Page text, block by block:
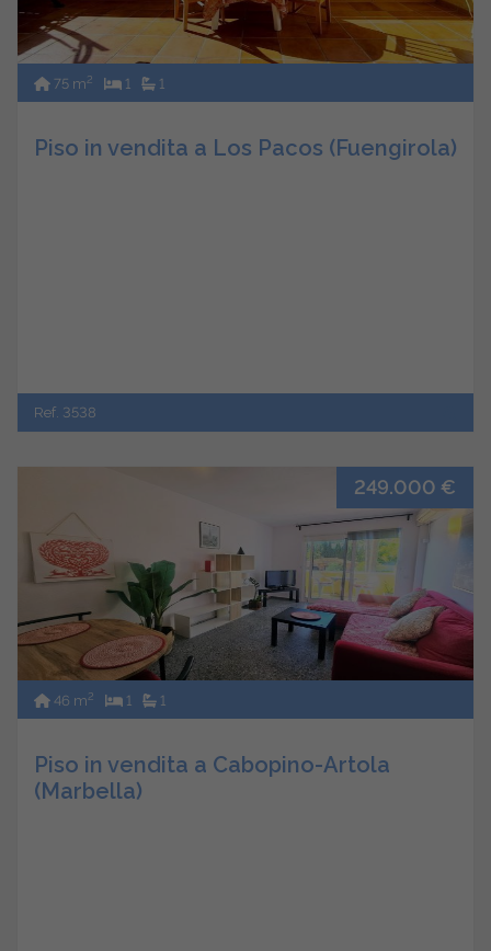
75 m2 1 1
Piso in vendita a Los Pacos (Fuengirola)
Ref. 3538
249.000 €
46 m2 1 1
Piso in vendita a Cabopino-Artola
(Marbella)